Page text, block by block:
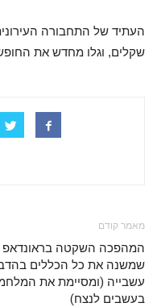
העתיד של התחבורה
שקלים, וגלו מחדש את
מאמר קודם
המהפכה השקטה בראונדאפ
שמשנה את כל הכללים
עשבייה (ומסיימת את
בעשבים לנצח)